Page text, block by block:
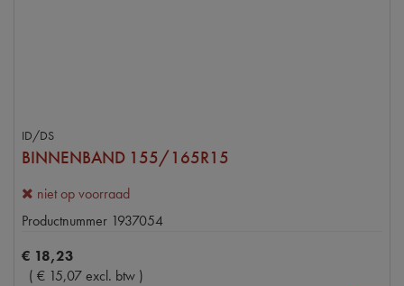
ID/DS
BINNENBAND 155/165R15
niet op voorraad
Productnummer 1937054
€ 18,23
( € 15,07excl. btw )